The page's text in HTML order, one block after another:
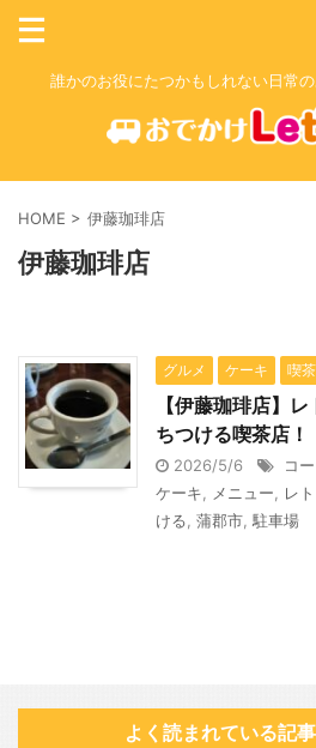
誰かのお役にたつかもしれない日常
HOME > 伊藤珈琲店
伊藤珈琲店
グルメ ケーキ 喫
【伊藤珈琲店】
ちつける喫茶店！
2026/5/6 コ
ケーキ
メニュー レ
ける 蒲郡市 駐車場
よく読まれている記